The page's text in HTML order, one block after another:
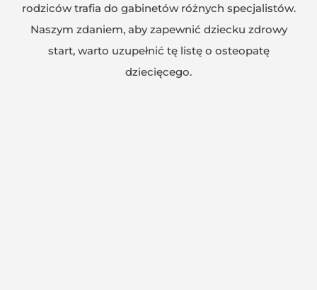
rodziców trafia do gabinetów różnych specjalistów.
Naszym zdaniem, aby zapewnić dziecku zdrowy
start, warto uzupełnić tę listę o osteopatę
dziecięcego.